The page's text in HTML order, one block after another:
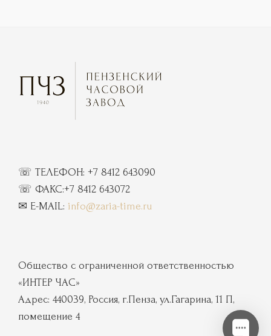
☏ ТЕЛЕФОН: +7 8412 643090
☏ ФАКС:+7 8412 643072
✉ E-MAIL: info@zaria-time.ru
Общество с ограниченной ответственностью
«ИНТЕР ЧАС»
Адрес: 440039, Россия, г.Пенза, ул.Гагарина, 11 П,
помещение 4